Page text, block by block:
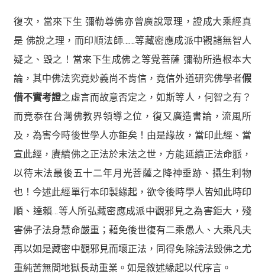
復次，當來下生 彌勒尊佛亦曾廣說眾理，證成大乘經真
是 佛說之理，而印順法師……等藏密應成派中觀諸無智人
疑之、毀之！當來下生成佛之等覺菩薩 彌勒所造根本大
論，其中佛法究竟妙義尚不肯信，竟信外道研究佛學者假
借不實考證之虛言而故意否定之，如斯等人，何智之有？
而竟忝在台灣佛教界領導之位，復又廣造書論，流風所
及，為害今時後世學人亦鉅矣！由是緣故，當印此經、當
宣此經，賡續佛之正法於末法之世，方能延續正法命脈，
以待末法最後五十二年月光菩薩之降神垂跡、攝生利物
也！今述此經單行本印製緣起，欲令後時學人皆知此時印
順、達賴…等人所弘藏密應成派中觀邪見之為害鉅大，殘
害佛子法身慧命嚴重；藉免後世復有二乘愚人、大乘凡夫
再以如是藏密中觀邪見而壞正法，同得免除謗法毀佛之尤
重純苦無間地獄長劫重業。如是敘述緣起以代序言。